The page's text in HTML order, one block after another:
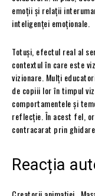
emoții și relații
inteligenței emoționale.
Totuși, efectul real al
contextul în care este
vizionare. Mulți
de copiii lor în timpul
comportamentele și
reflecție. În acest fel,
contracarat prin
Reacția